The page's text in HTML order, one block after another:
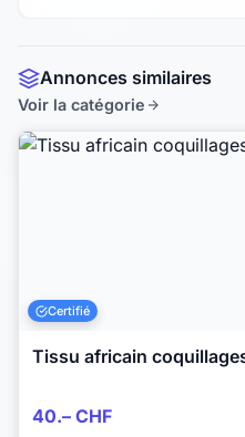
Annonces similaires
Voir la catégorie
Certifié
Tissu africain
40.– CHF